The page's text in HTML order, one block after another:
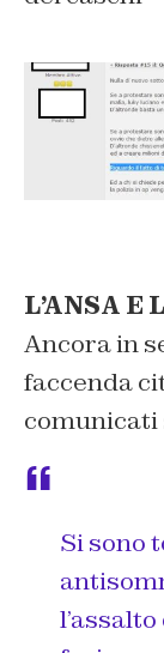
L’ANSA E
Ancora in
faccenda
comunicati
Si sono